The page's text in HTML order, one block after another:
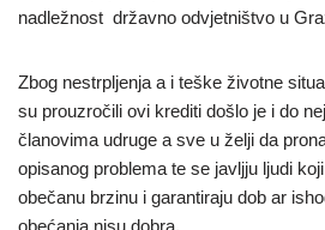
nadležnost državno odvjetništvo u
Zbog nestrpljenja a i teške životne
su prouzročili ovi krediti došlo je i do
članovima udruge a sve u želji da
opisanog problema te se javljju ljudi
obečanu brzinu i garantiraju dob ar
obećanja nisu dobra.